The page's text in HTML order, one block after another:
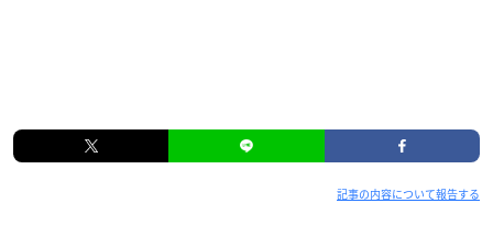
人間たちは、多くのアーティストが人ならざるモノだとは知ら
記事の内容について報告する